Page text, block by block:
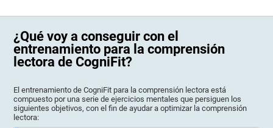
¿Qué voy a conseguir con el
entrenamiento para la comprensión
lectora de CogniFit?
El entrenamiento de CogniFit para la comprensión lectora está
compuesto por una serie de ejercicios mentales que persiguen los
siguientes objetivos, con el fin de ayudar a optimizar la comprensión
lectora: